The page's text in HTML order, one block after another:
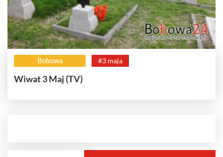
Bobowa #3 maja
Wiwat 3 Maj (TV)